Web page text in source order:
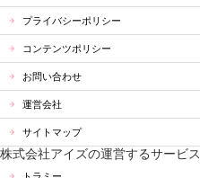
プライバシーポリシー
コンテンツポリシー
お問い合わせ
運営会社
サイトマップ
株式会社アイズの運営するサービス